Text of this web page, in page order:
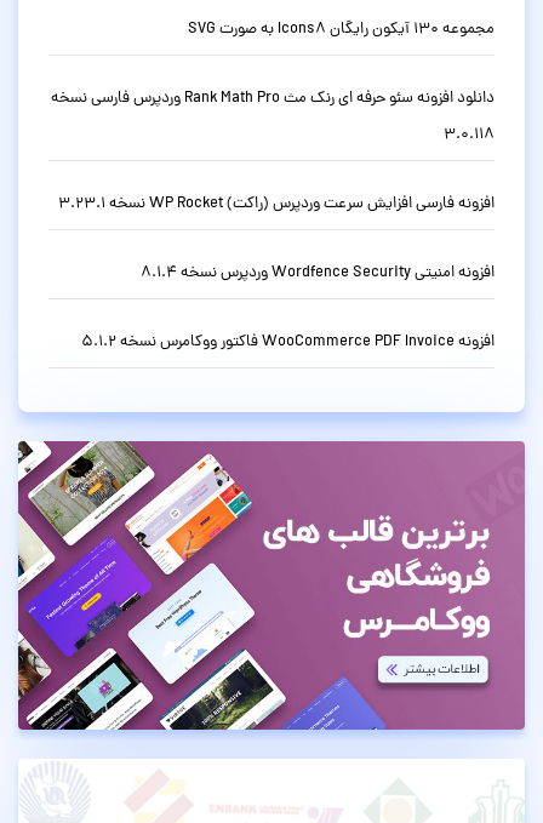
مجموعه 130 آیکون رایگان Icons8 به صورت SVG
دانلود افزونه سئو حرفه ای رنک مث Rank Math Pro وردپرس فارسی نسخه
3.0.118
افزونه فارسی افزایش سرعت وردپرس (راکت) WP Rocket نسخه 3.23.1
افزونه امنیتی Wordfence Security وردپرس نسخه 8.1.4
افزونه WooCommerce PDF Invoice فاکتور ووکامرس نسخه 5.1.2